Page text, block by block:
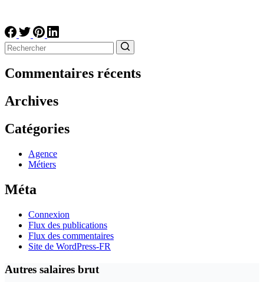
résultat
Commentaires récents
Archives
Catégories
Agence
Métiers
Méta
Connexion
Flux des publications
Flux des commentaires
Site de WordPress-FR
Autres salaires brut